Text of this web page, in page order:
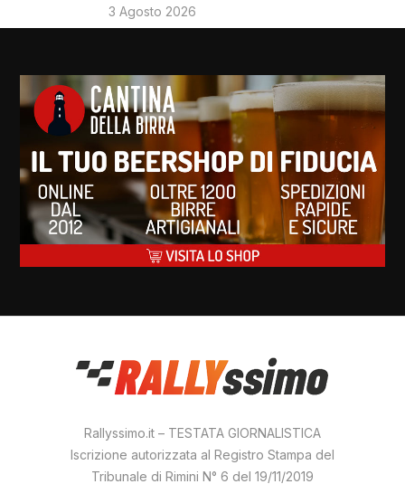
3 Agosto 2026
Rallyssimo.it – TESTATA GIORNALISTICA
Iscrizione autorizzata al Registro Stampa del
Tribunale di Rimini N° 6 del 19/11/2019